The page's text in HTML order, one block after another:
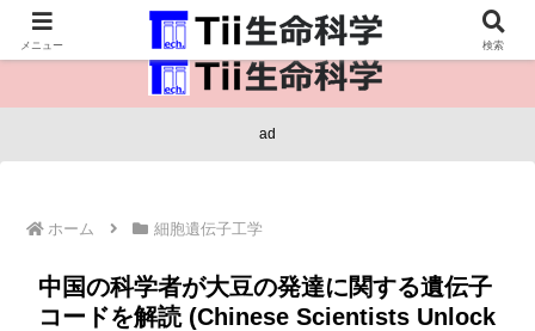
医療保健・生命・生物の情報インフラ。
ad
ホーム 細胞遺伝子工学
中国の科学者が大豆の発達に関する遺伝子
コードを解読 (Chinese Scientists Unlock
メニュー 検索